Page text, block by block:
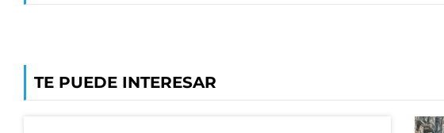
TE PUEDE INTERESAR